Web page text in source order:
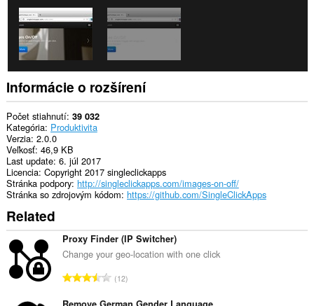
prístup
vašim
listom
a
aktivite
prehliadania.
Informácie o rozšírení
Počet stiahnutí 39 032
Kategória Produktivita
Verzia 2.0.0
Veľkosť 46,9 KB
Last update 6. júl 2017
Licencia Copyright 2017 singleclickapps
Stránka podpory http://singleclickapps.com/images-on-off/
Stránka so zdrojovým kódom https://github.com/SingleClickApps
Related
Proxy Finder (IP Switcher)
Change your geo-location with one click
C12